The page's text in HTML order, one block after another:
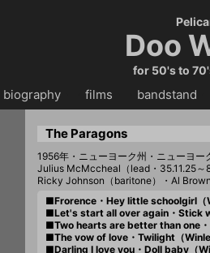
Doo
for 50's to
biography・・ films bandstand
The Paragons
1956年・ニューヨーク州・ニューヨー
Julius McMccheal（lead・35.11.25～
Ricky Johnson（baritone）・Al
■Frorence・Hey little schoolgirl（
■Let's start all over again・Stick
■Two hearts are better than one
■The vow of love・Twilight（
■Darling I love you・Doll baby（